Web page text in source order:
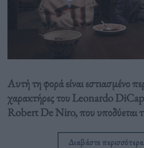
Αυτή τη φορά είναι εστιασμένο
χαρακτήρες του Leonardo
Robert De Niro, που υποδύεται
Διαβάστε περισσότερα